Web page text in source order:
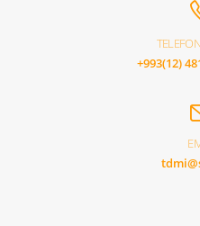
+993(12)